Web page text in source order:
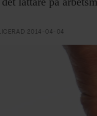
2014-04-04